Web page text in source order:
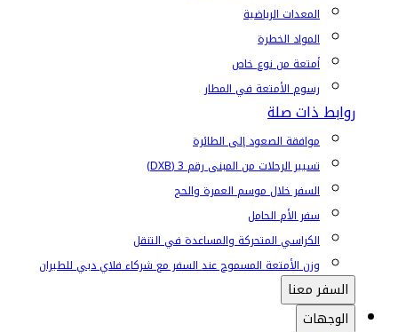
المعدات الرياضية
المواد الخطرة
أمتعة من نوع خاص
رسوم الأمتعة في المطار
روابط ذات صلة
موافقة الصعود إلى الطائرة
تسيير الرحلات من المبنى رقم 3 (DXB)
السفر خلال موسم العمرة والحج
سفر الأم الحامل
الكراسي المتحركة والمساعدة في التنقل
وزن الأمتعة المسموح عند السفر مع شركاء فلاي دبي للطيران
السفر معنا
الوجهات